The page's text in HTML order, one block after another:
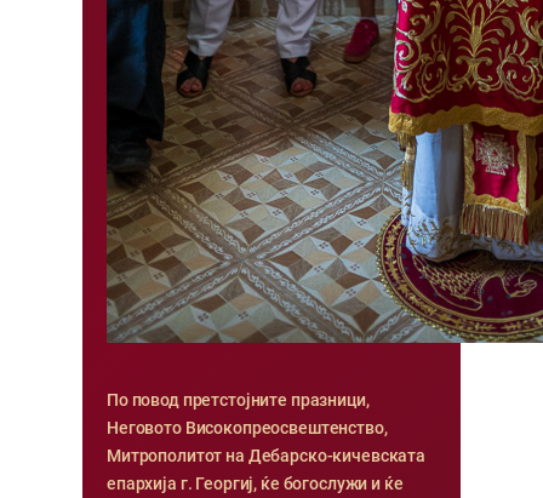
По повод претстојните празници,
Неговото Високопреосвештенство,
Митрополитот на Дебарско-кичевската
епархија г. Георгиј, ќе богослужи и ќе